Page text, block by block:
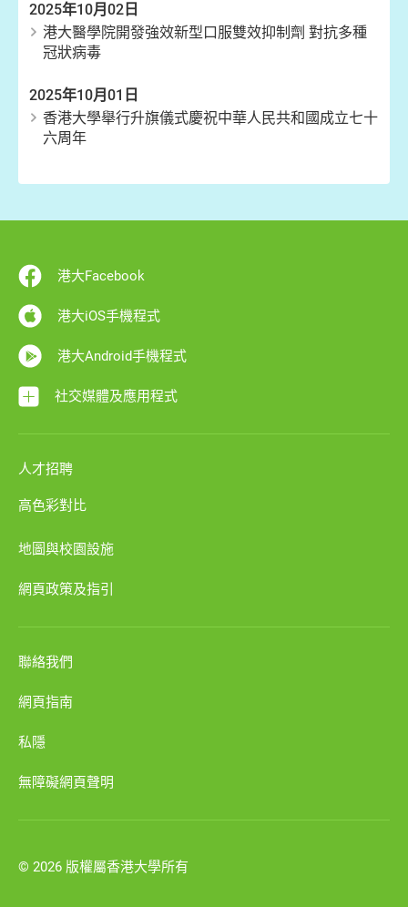
2025年10月02日
港大醫學院開發強效新型口服雙效抑制劑 對抗多種
冠狀病毒
2025年10月01日
香港大學舉行升旗儀式慶祝中華人民共和國成立七十
六周年
港大Facebook
港大iOS手機程式
港大Android手機程式
社交媒體及應用程式
人才招聘
高色彩對比
地圖與校園設施
網頁政策及指引
聯絡我們
網頁指南
私隱
無障礙網頁聲明
© 2026 版權屬香港大學所有